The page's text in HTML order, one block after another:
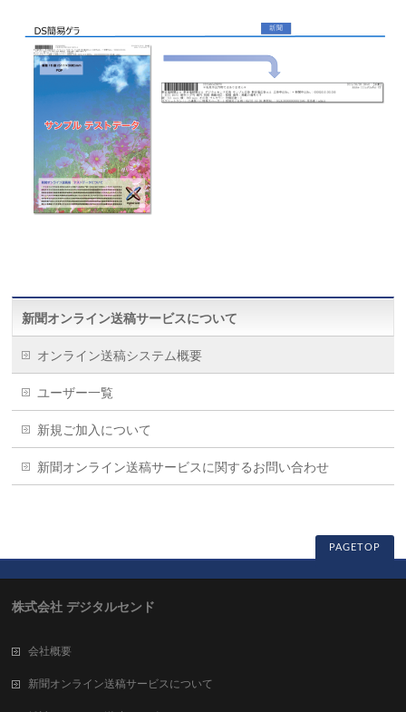
新聞オンライン送稿サービスについて
オンライン送稿システム概要
ユーザー一覧
新規ご加入について
新聞オンライン送稿サービスに関するお問い合わせ
PAGETOP
株式会社 デジタルセンド
会社概要
新聞オンライン送稿サービスについて